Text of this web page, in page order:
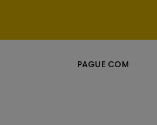
PAGUE COM